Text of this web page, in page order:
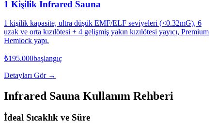
1 Kişilik Infrared Sauna
1 kişilik kapasite, ultra düşük EMF/ELF seviyeleri (<0.32mG), 6
uzak ve orta kızılötesi + 4 gelişmiş yakın kızılötesi yayıcı, Premium
Hemlock yapı.
₺195.000başlangıç
Detayları Gör →
Infrared Sauna Kullanım Rehberi
İdeal Sıcaklık ve Süre